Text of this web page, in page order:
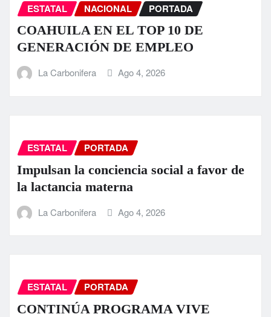
ESTATAL NACIONAL PORTADA
COAHUILA EN EL TOP 10 DE
GENERACIÓN DE EMPLEO
La Carbonifera Ago 4, 2026
ESTATAL PORTADA
Impulsan la conciencia social a favor de
la lactancia materna
La Carbonifera Ago 4, 2026
ESTATAL PORTADA
CONTINÚA PROGRAMA VIVE